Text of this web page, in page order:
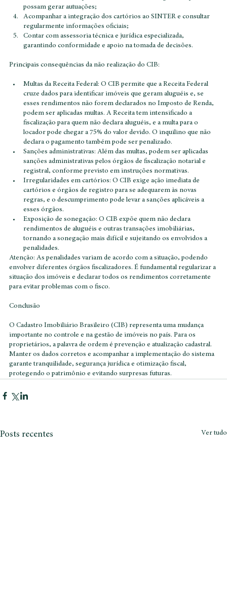
referência definido pela Receita, evitando divergências que
possam gerar autuações;
Acompanhar a integração dos cartórios ao SINTER e consultar
regularmente informações oficiais;
Contar com assessoria técnica e jurídica especializada,
Multas da Receita Federal: O CIB permite que a Receita Federal
cruze dados para identificar imóveis que geram aluguéis e, se
esses rendimentos não forem declarados no Imposto de Renda,
podem ser aplicadas multas. A Receita tem intensificado a
fiscalização para quem não declara aluguéis, e a multa para o
locador pode chegar a 75% do valor devido. O inquilino que não
declara o pagamento também pode ser penalizado.
Sanções administrativas: Além das multas, podem ser aplicadas
sanções administrativas pelos órgãos de fiscalização notarial e
registral, conforme previsto em instruções normativas.
Irregularidades em cartórios: O CIB exige ação imediata de
cartórios e órgãos de registro para se adequarem às novas
regras, e o descumprimento pode levar a sanções aplicáveis a
esses órgãos.
Exposição de sonegação: O CIB expõe quem não declara
rendimentos de aluguéis e outras transações imobiliárias,
tornando a sonegação mais difícil e sujeitando os envolvidos a
penalidades.
Atenção: As penalidades variam de acordo com a situação, podendo
envolver diferentes órgãos fiscalizadores. É fundamental regularizar a
situação dos imóveis e declarar todos os rendimentos corretamente
O Cadastro Imobiliário Brasileiro (CIB) representa uma mudança
importante no controle e na gestão de imóveis no país. Para os
proprietários, a palavra de ordem é prevenção e atualização cadastral.
Manter os dados corretos e acompanhar a implementação do sistema
garante tranquilidade, segurança jurídica e otimização fiscal,